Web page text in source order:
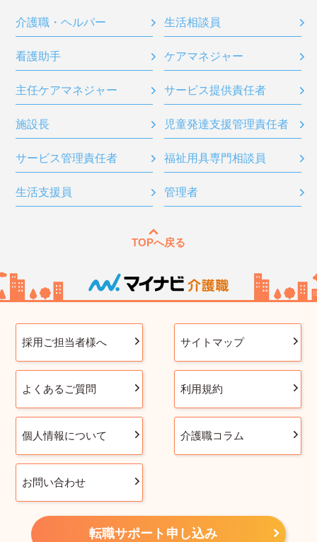
介護職・ヘルパー 生活相談員
看護助手 ケアマネジャー
主任ケアマネジャー サービス提供責任者
施設長 児童発達支援管理責任者
サービス管理責任者 福祉用具専門相談員
生活支援員 管理者
TOPへ戻る
採用ご担当者様へ サイトマップ
よくあるご質問 利用規約
個人情報について 介護職コラム
お問い合わせ
転職サポート申し込み